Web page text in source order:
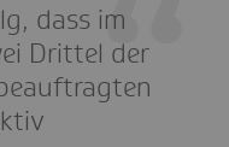
dass im
Drittel der